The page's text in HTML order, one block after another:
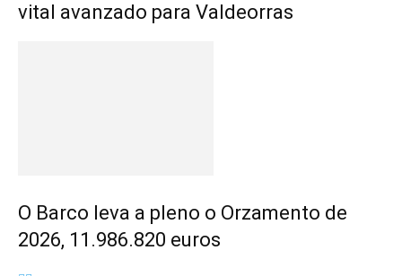
vital avanzado para Valdeorras
O Barco leva a pleno o Orzamento de
2026, 11.986.820 euros